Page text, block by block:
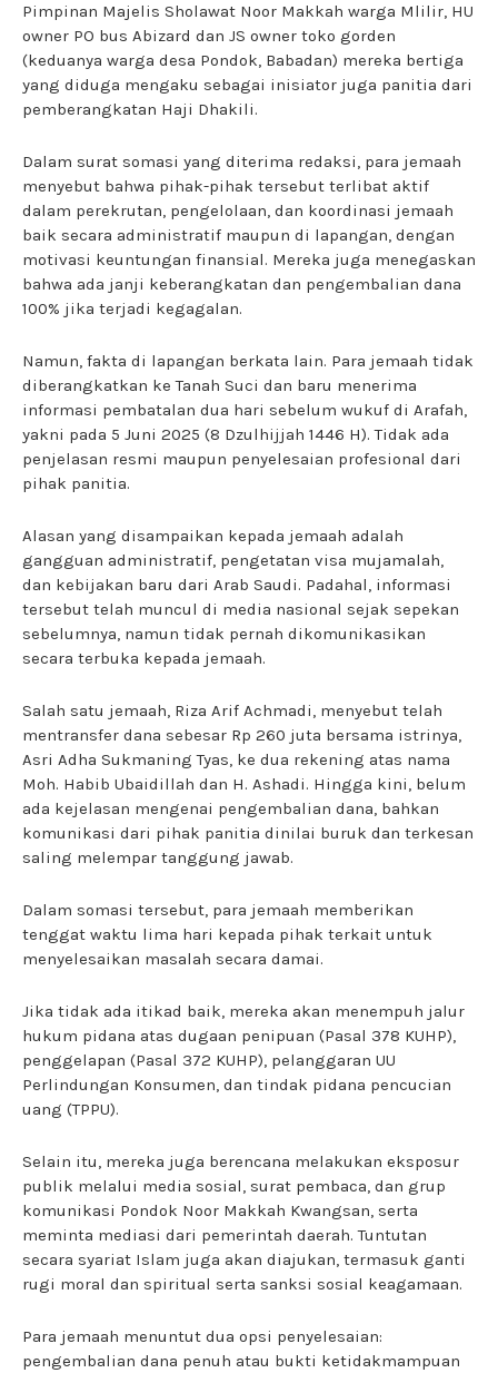
Pimpinan Majelis Sholawat Noor Makkah warga Mlilir, HU
owner PO bus Abizard dan JS owner toko gorden
(keduanya warga desa Pondok, Babadan) mereka bertiga
yang diduga mengaku sebagai inisiator juga panitia dari
pemberangkatan Haji Dhakili.
Dalam surat somasi yang diterima redaksi, para jemaah
menyebut bahwa pihak-pihak tersebut terlibat aktif
dalam perekrutan, pengelolaan, dan koordinasi jemaah
baik secara administratif maupun di lapangan, dengan
motivasi keuntungan finansial. Mereka juga menegaskan
bahwa ada janji keberangkatan dan pengembalian dana
100% jika terjadi kegagalan.
Namun, fakta di lapangan berkata lain. Para jemaah tidak
diberangkatkan ke Tanah Suci dan baru menerima
informasi pembatalan dua hari sebelum wukuf di Arafah,
yakni pada 5 Juni 2025 (8 Dzulhijjah 1446 H). Tidak ada
penjelasan resmi maupun penyelesaian profesional dari
pihak panitia.
Alasan yang disampaikan kepada jemaah adalah
gangguan administratif, pengetatan visa mujamalah,
dan kebijakan baru dari Arab Saudi. Padahal, informasi
tersebut telah muncul di media nasional sejak sepekan
sebelumnya, namun tidak pernah dikomunikasikan
secara terbuka kepada jemaah.
Salah satu jemaah, Riza Arif Achmadi, menyebut telah
mentransfer dana sebesar Rp 260 juta bersama istrinya,
Asri Adha Sukmaning Tyas, ke dua rekening atas nama
Moh. Habib Ubaidillah dan H. Ashadi. Hingga kini, belum
ada kejelasan mengenai pengembalian dana, bahkan
komunikasi dari pihak panitia dinilai buruk dan terkesan
saling melempar tanggung jawab.
Dalam somasi tersebut, para jemaah memberikan
tenggat waktu lima hari kepada pihak terkait untuk
menyelesaikan masalah secara damai.
Jika tidak ada itikad baik, mereka akan menempuh jalur
hukum pidana atas dugaan penipuan (Pasal 378 KUHP),
penggelapan (Pasal 372 KUHP), pelanggaran UU
Perlindungan Konsumen, dan tindak pidana pencucian
uang (TPPU).
Selain itu, mereka juga berencana melakukan eksposur
publik melalui media sosial, surat pembaca, dan grup
komunikasi Pondok Noor Makkah Kwangsan, serta
meminta mediasi dari pemerintah daerah. Tuntutan
secara syariat Islam juga akan diajukan, termasuk ganti
rugi moral dan spiritual serta sanksi sosial keagamaan.
Para jemaah menuntut dua opsi penyelesaian:
pengembalian dana penuh atau bukti ketidakmampuan